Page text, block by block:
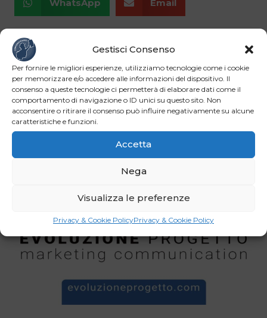
Gestisci Consenso
Per fornire le migliori esperienze, utilizziamo tecnologie come i cookie
per memorizzare e/o accedere alle informazioni del dispositivo. Il
consenso a queste tecnologie ci permetterà di elaborare dati come il
comportamento di navigazione o ID unici su questo sito. Non
acconsentire o ritirare il consenso può influire negativamente su alcune
caratteristiche e funzioni.
Accetta
Nega
Visualizza le preferenze
Privacy & Cookie PolicyPrivacy & Cookie Policy
WhatsApp Email